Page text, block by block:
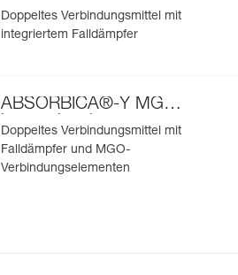
Doppeltes Verbindungsmittel mit
integriertem Falldämpfer
ABSORBICA®-Y MGO
internationale
Ausführung
Doppeltes Verbindungsmittel mit
Falldämpfer und MGO-
Verbindungselementen